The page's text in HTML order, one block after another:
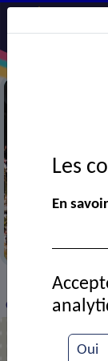
> VIE
Citéa Pro
Les
En
Oui